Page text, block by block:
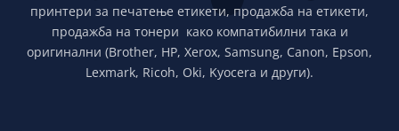
принтери за печатење етикети, продажба на етикети,
продажба на тонери како компатибилни така и
оригинални (Brother, HP, Xerox, Samsung, Canon, Epson,
Lexmark, Ricoh, Oki, Kyocera и други).